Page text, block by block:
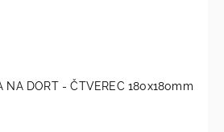
NA DORT - ČTVEREC 180x180mm